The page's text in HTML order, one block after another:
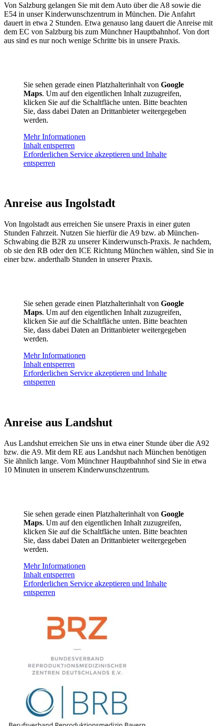
Von Salzburg gelangen Sie mit dem Auto über die A8 sowie die
E54 in unser Kinderwunschzentrum in München. Die Anfahrt
dauert in etwa 2 Stunden. Etwa genauso lang dauert die Anreise mit
dem EC von Salzburg bis zum Münchner Hauptbahnhof. Von dort
aus sind es nur noch wenige Schritte bis in unsere Praxis.
Sie sehen gerade einen Platzhalterinhalt von Google
Maps. Um auf den eigentlichen Inhalt zuzugreifen,
klicken Sie auf die Schaltfläche unten. Bitte beachten
Sie, dass dabei Daten an Drittanbieter weitergegeben
werden.
Mehr Informationen
Inhalt entsperren
Erforderlichen Service akzeptieren und Inhalte
entsperren
Anreise aus Ingolstadt
Von Ingolstadt aus erreichen Sie unsere Praxis in einer guten
Stunden Fahrzeit. Nutzen Sie hierfür die A9 bzw. ab München-
Schwabing die B2R zu unserer Kinderwunsch-Praxis. Je nachdem,
ob sie den RB oder den ICE Richtung München wählen, sind Sie in
einer bzw. anderthalb Stunden in unserer Praxis.
Sie sehen gerade einen Platzhalterinhalt von Google
Maps. Um auf den eigentlichen Inhalt zuzugreifen,
klicken Sie auf die Schaltfläche unten. Bitte beachten
Sie, dass dabei Daten an Drittanbieter weitergegeben
werden.
Mehr Informationen
Inhalt entsperren
Erforderlichen Service akzeptieren und Inhalte
entsperren
Anreise aus Landshut
Aus Landshut erreichen Sie uns in etwa einer Stunde über die A92
bzw. die A9. Mit dem RE aus Landshut nach München benötigen
Sie ähnlich lange. Vom Münchner Hauptbahnhof sind Sie in etwa
10 Minuten in unserem Kinderwunschzentrum.
Sie sehen gerade einen Platzhalterinhalt von Google
Maps. Um auf den eigentlichen Inhalt zuzugreifen,
klicken Sie auf die Schaltfläche unten. Bitte beachten
Sie, dass dabei Daten an Drittanbieter weitergegeben
werden.
Mehr Informationen
Inhalt entsperren
Erforderlichen Service akzeptieren und Inhalte
entsperren